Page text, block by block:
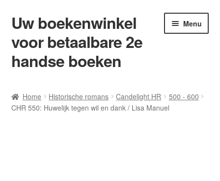
Ga
door
naar
navigatie
Ga
naar
de
inhoud
Uw boekenwinkel
voor betaalbare 2e
handse boeken
Menu
Afrekenen
Home Historische romans Candelight HR
500 - 600
CHR 550: Huwelijk tegen wil en dank / Lisa Manuel